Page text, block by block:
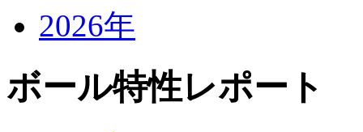
2026年
ボール特性レポート